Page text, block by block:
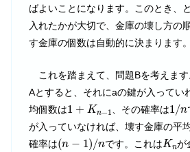
ばよいことになります。このとき、
入れたかが大切で、金庫の壊し方の
す金庫の個数は自動的に決まります。
これを踏まえて、問題Bを考えま
Aとすると、それにaの鍵が入ってい
均個数は1 + Kn−1
1 + n− 、その確率は1/n
1 /n
が入っていなければ、壊す金庫の平
確率は(n − 1)/n
( )/ n です。これはKn
Kn が